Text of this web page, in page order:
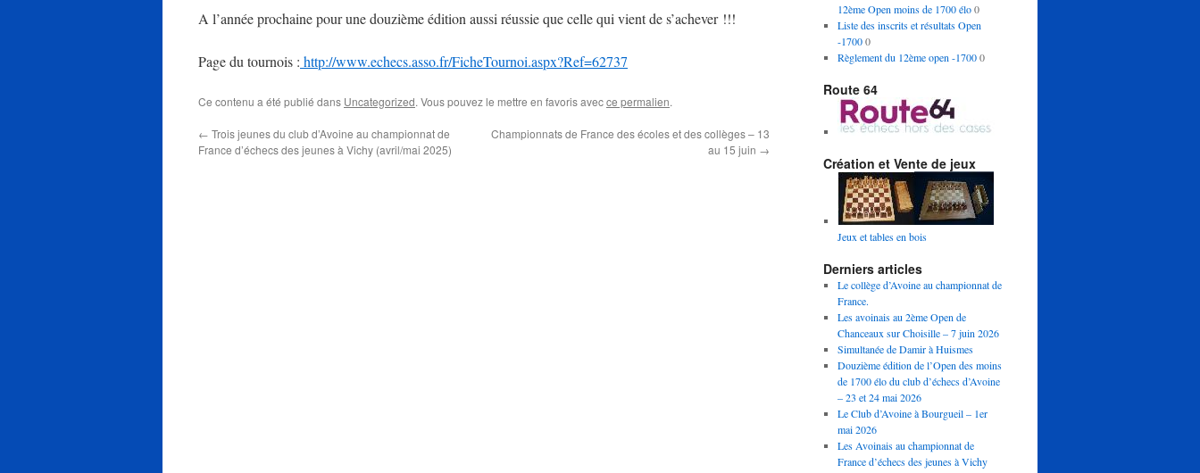
A l’année prochaine pour une douzième édition aussi réussie que celle qui vient de s’achever !!!
Page du tournois : http://www.echecs.asso.fr/FicheTournoi.aspx?Ref=62737
Ce contenu a été publié dans Uncategorized. Vous pouvez le mettre en favoris avecce permalien.
← Trois jeunes du club d’Avoine au championnat de
France d’échecs des jeunes à Vichy (avril/mai 2025)
Championnats de France des écoles et des collèges – 13
au 15 juin →
12ème Open moins de 1700 élo0
Liste des inscrits et résultats Open
-17000
Règlement du 12ème open -17000
Route 64
Création et Vente de jeux
Jeux et tables en bois
Derniers articles
Le collège d’Avoine au championnat de
France.
Les avoinais au 2ème Open de
Chanceaux sur Choisille – 7 juin 2026
Simultanée de Damir à Huismes
Douzième édition de l’Open des moins
de 1700 élo du club d’échecs d’Avoine
– 23 et 24 mai 2026
Le Club d’Avoine à Bourgueil – 1er
mai 2026
Les Avoinais au championnat de
France d’échecs des jeunes à Vichy